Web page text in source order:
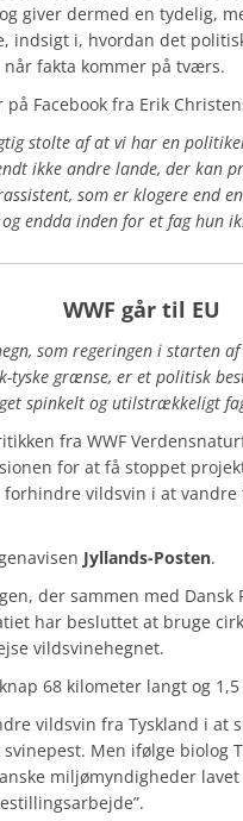
giver dermed en tydelig,
indsigt i, hvordan det
når fakta kommer på tværs.
på Facebook fra Erik
stolte af at vi har en
ikke andre lande, der kan
som er klogere end
endda inden for et fag hun
WWF går til EU
som regeringen i starten
tyske grænse, er et politisk
spinkelt og utilstrækkeligt
fra WWF
for at få stoppet
forhindre vildsvin i at vandre
Jyllands-Posten.
der sammen med Dansk
har besluttet at bruge
vildsvinehegnet.
68 kilometer langt og
vildsvin fra Tyskland i at
Men ifølge biolog
miljømyndigheder